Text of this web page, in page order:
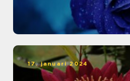
17. januari 2024